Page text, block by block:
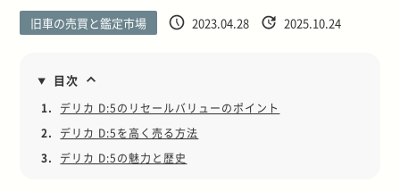
旧車の売買と鑑定市場 2023.04.28 2025.10.24
目次
1.
デリカ D:5のリセールバリューのポイント
2.
デリカ D:5を高く売る方法
3.
デリカ D:5の魅力と歴史